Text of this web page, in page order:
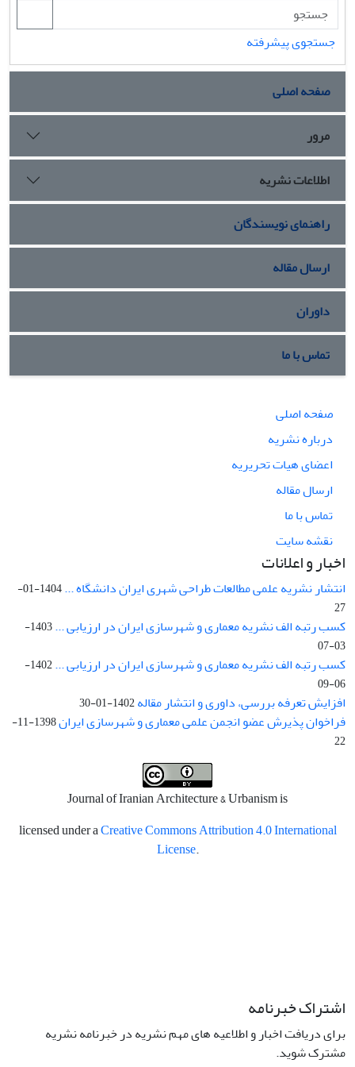
36/645)، خاطرات و ارزش‌های شخصی و جمعی (بار عاملی تجمعی
45/760)، تسهیلات فضایی (بار عاملی تجمعی 54/184) و فاصله از
شدت تأثیر بر دلبستگی مکانی ساکنین کوی اساتید هستند.
جستجوی پیشرفته
صفحه اصلی
مرور
اطلاعات نشریه
راهنمای نویسندگان
ارسال مقاله
داوران
تماس با ما
صفحه اصلی
درباره نشریه
اعضای هیات تحریریه
ارسال مقاله
تماس با ما
نقشه سایت
اخبار و اعلانات
انتشار نشریه علمی مطالعات طراحی شهری ایران دانشگاه ...
1404-01-
27
کسب رتبه الف نشریه معماری و شهرسازی ایران در ارزیابی ...
1403-
03-07
کسب رتبه الف نشریه معماری و شهرسازی ایران در ارزیابی ...
1402-
06-09
افزایش تعرفه بررسی، داوری و انتشار مقاله1402-01-30
فراخوان پذیرش عضو انجمن علمی معماری و شهرسازی ایران
1398-11-
22
Journal of Iranian Architecture & Urbanism is
licensed under aCreative Commons Attribution 4.0 International
License.
اشتراک خبرنامه
برای دریافت اخبار و اطلاعیه های مهم نشریه در خبرنامه نشریه
مشترک شوید.